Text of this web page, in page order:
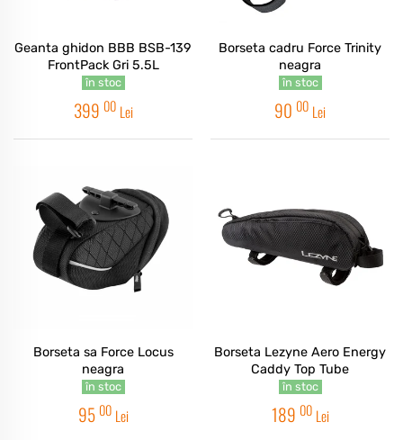
Geanta ghidon BBB BSB-139
FrontPack Gri 5.5L
în stoc
399 00 Lei
Borseta cadru Force Trinity
neagra
în stoc
90 00 Lei
Borseta sa Force Locus
neagra
în stoc
95 00 Lei
Borseta Lezyne Aero Energy
Caddy Top Tube
în stoc
189 00 Lei